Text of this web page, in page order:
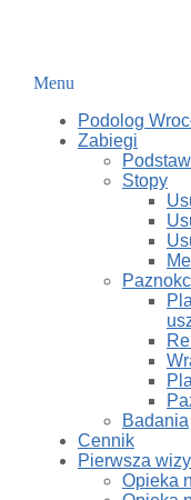
Menu
Podolog
Zabiegi
Stopy
Badania
Cennik
Pierwsza
Opieka